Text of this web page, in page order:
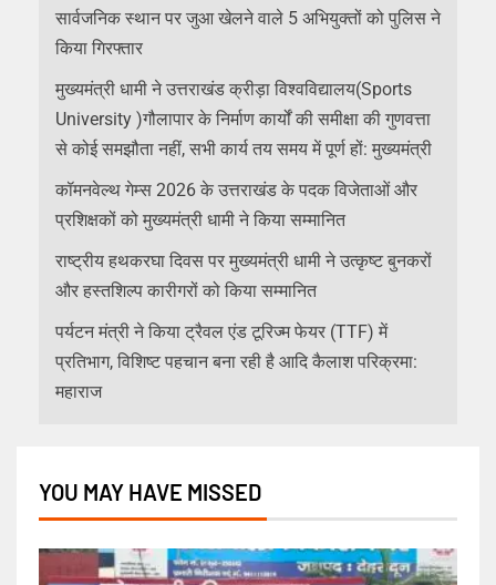
सार्वजनिक स्थान पर जुआ खेलने वाले 5 अभियुक्तों को पुलिस ने
किया गिरफ्तार
मुख्यमंत्री धामी ने उत्तराखंड क्रीड़ा विश्वविद्यालय(Sports
University )गौलापार के निर्माण कार्यों की समीक्षा की गुणवत्ता
से कोई समझौता नहीं, सभी कार्य तय समय में पूर्ण हों: मुख्यमंत्री
कॉमनवेल्थ गेम्स 2026 के उत्तराखंड के पदक विजेताओं और
प्रशिक्षकों को मुख्यमंत्री धामी ने किया सम्मानित
राष्ट्रीय हथकरघा दिवस पर मुख्यमंत्री धामी ने उत्कृष्ट बुनकरों
और हस्तशिल्प कारीगरों को किया सम्मानित
पर्यटन मंत्री ने किया ट्रैवल एंड टूरिज्म फेयर (TTF) में
प्रतिभाग, विशिष्ट पहचान बना रही है आदि कैलाश परिक्रमा:
महाराज
YOU MAY HAVE MISSED